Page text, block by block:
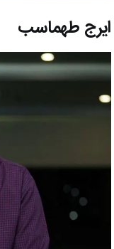
ایرج طهماسب